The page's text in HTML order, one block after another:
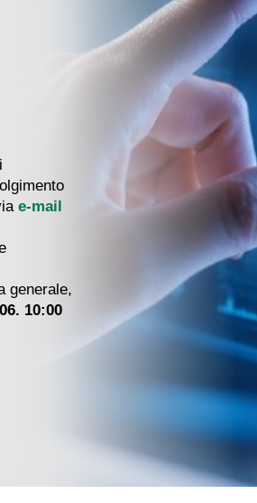
e-mail
generale,
10:00